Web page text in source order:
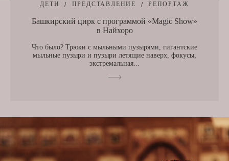
ДЕТИ ПРЕДСТАВЛЕНИЕ РЕПОРТАЖ
Башкирский цирк с программой «Magic Show»
в Найхоро
Что было? Трюки с мыльными пузырями, гигантские
мыльные пузыри и пузыри летящие наверх, фокусы,
экстремальная...